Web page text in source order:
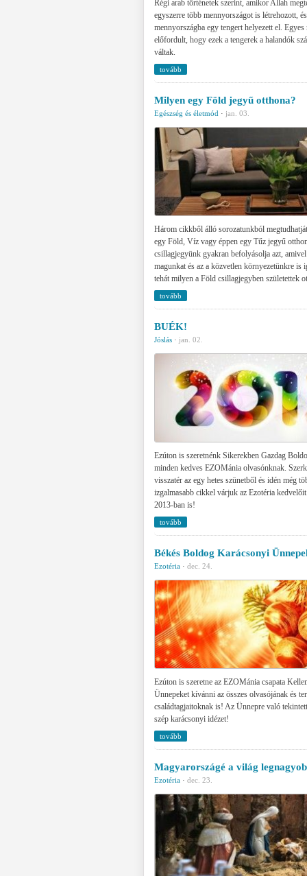
Régi arab történetek szerint, amikor Allah
egyszerre több mennyországot is létrehozott,
mennyországba egy tengert helyezett el.
előfordult, hogy ezek a tengerek a halandók
váltak.
tovább
Milyen egy Föld jegyű otthona?
Egészség és életmód · jan. 03.
Három cikkből álló sorozatunkból
egy Föld, Víz vagy éppen egy Tűz jegyű
csillagjegyünk gyakran befolyásolja azt,
magunkat és az a közvetlen környezetünkre is
tehát milyen a Föld csillagjegyben születettek
tovább
BUÉK!
Jóslás · jan. 02.
Ezúton is szeretnénk Sikerekben Gazdag
minden kedves EZOMánia olvasónknak.
visszatér az egy hetes szünetből és idén még
izgalmasabb cikkel várjuk az Ezotéria
2013-ban is!
tovább
Békés Boldog Karácsonyi
Ezotéria · dec. 24.
Ezúton is szeretne az EZOMánia csapata
Ünnepeket kívánni az összes olvasójának és
családtagjaitoknak is! Az Ünnepre való
szép karácsonyi idézet!
tovább
Magyarországé a világ
Ezotéria · dec. 23.